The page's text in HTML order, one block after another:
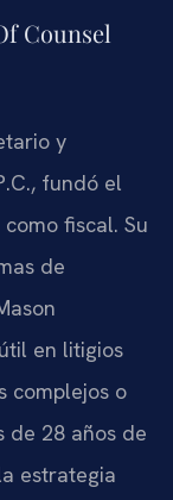
Counsel
y
fundó el
fiscal. Su
de
en litigios
complejos o
de 28 años de
estrategia